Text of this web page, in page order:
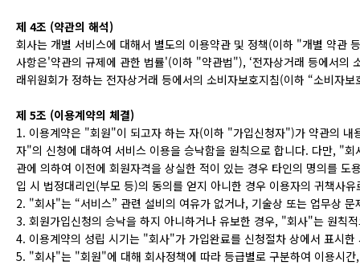
제 4조 (약관의 해석)
회사는 개별 서비스에 대해서 별도의 이용약관 및 정책(이하 "개별 약관
사항은'약관의 규제에 관한 법률'(이하 "약관법"), ‘전자상거래 등에서의
래위원회가 정하는 전자상거래 등에서의 소비자보호지침(이하 “소비자
제 5조 (이용계약의 체결)
1. 이용계약은 "회원"이 되고자 하는 자(이하 "가입신청자")가 약관의
자"의 신청에 대하여 서비스 이용을 승낙함을 원칙으로 합니다. 다만, "
관에 의하여 이전에 회원자격을 상실한 적이 있는 경우 타인의 명의를
입 시 법정대리인(부모 등)의 동의를 얻지 아니한 경우 이용자의 귀책사
2. "회사"는 “서비스” 관련 설비의 여유가 없거나, 기술상 또는 업무상
3. 회원가입신청의 승낙을 하지 아니하거나 유보한 경우, "회사"는 원칙
4. 이용계약의 성립 시기는 "회사"가 가입완료를 신청절차 상에서 표시한
5. "회사"는 "회원"에 대해 회사정책에 따라 등급별로 구분하여 이용시